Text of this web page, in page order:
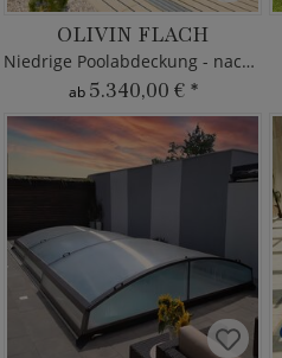
OLIVIN FLACH
Niedrige Poolabdeckung - nach Maß
ab 5.340,00 € *